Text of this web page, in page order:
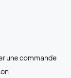
une commande